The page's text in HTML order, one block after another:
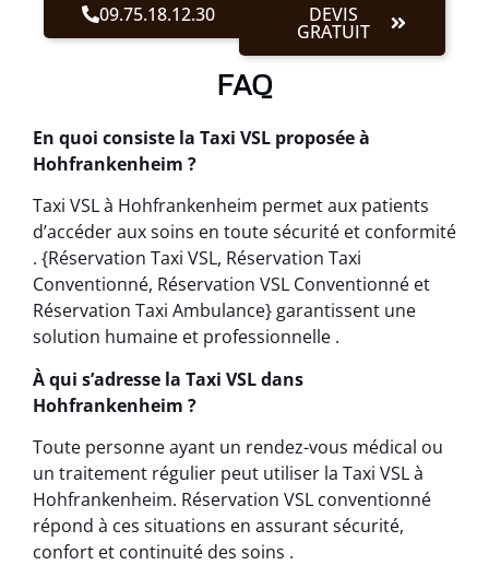
09.75.18.12.30 DEVIS
GRATUIT
FAQ
En quoi consiste la Taxi VSL proposée à
Hohfrankenheim ?
Taxi VSL à Hohfrankenheim permet aux patients
d’accéder aux soins en toute sécurité et conformité
. {Réservation Taxi VSL, Réservation Taxi
Conventionné, Réservation VSL Conventionné et
Réservation Taxi Ambulance} garantissent une
solution humaine et professionnelle .
À qui s’adresse la Taxi VSL dans
Hohfrankenheim ?
Toute personne ayant un rendez-vous médical ou
un traitement régulier peut utiliser la Taxi VSL à
Hohfrankenheim. Réservation VSL conventionné
répond à ces situations en assurant sécurité,
confort et continuité des soins .